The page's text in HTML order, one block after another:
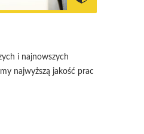
i najnowszych
najwyższą jakość prac